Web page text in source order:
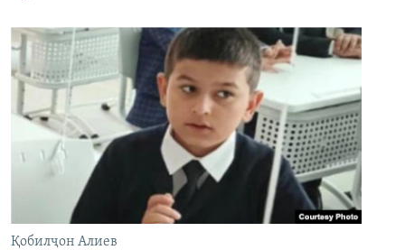
Қобилҷон Алиев